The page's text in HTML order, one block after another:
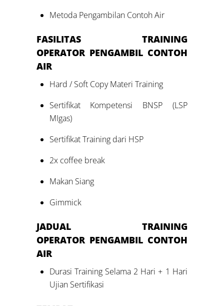
Metoda Pengambilan Contoh Air
FASILITAS TRAINING
OPERATORPENGAMBIL CONTOH
AIR
Hard / Soft Copy Materi Training
Sertifikat Kompetensi BNSP (LSP
MIgas)
Sertifikat Training dari HSP
2x coffee break
Makan Siang
Gimmick
JADUAL TRAINING
OPERATORPENGAMBIL CONTOH
AIR
Durasi Training Selama 2 Hari + 1 Hari
Ujian Sertifikasi